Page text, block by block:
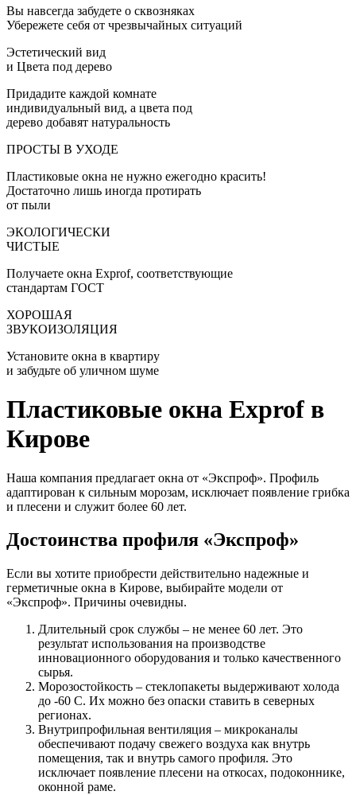
Вы навсегда забудете о сквозняках
Убережете себя от чрезвычайных ситуаций
Эстетический вид
и Цвета под дерево
Придадите каждой комнате
индивидуальный вид, а цвета под
дерево добавят натуральность
ПРОСТЫ В УХОДЕ
Пластиковые окна не нужно ежегодно красить!
Достаточно лишь иногда протирать
от пыли
ЭКОЛОГИЧЕСКИ
ЧИСТЫЕ
Получаете окна Exprof, соответствующие
стандартам ГОСТ
ХОРОШАЯ
ЗВУКОИЗОЛЯЦИЯ
Установите окна в квартиру
и забудьте об уличном шуме
Пластиковые окна Exprof в
Кирове
Наша компания предлагает окна от «Экспроф». Профиль
адаптирован к сильным морозам, исключает появление грибка
и плесени и служит более 60 лет.
Достоинства профиля «Экспроф»
Если вы хотите приобрести действительно надежные и
герметичные окна в Кирове, выбирайте модели от
«Экспроф». Причины очевидны.
Длительный срок службы – не менее 60 лет. Это
результат использования на производстве
инновационного оборудования и только качественного
сырья.
Морозостойкость – стеклопакеты выдерживают холода
до -60 С. Их можно без опаски ставить в северных
регионах.
Внутрипрофильная вентиляция – микроканалы
обеспечивают подачу свежего воздуха как внутрь
помещения, так и внутрь самого профиля. Это
исключает появление плесени на откосах, подоконнике,
оконной раме.